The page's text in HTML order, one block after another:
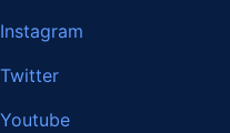
Instagram
Twitter
Youtube